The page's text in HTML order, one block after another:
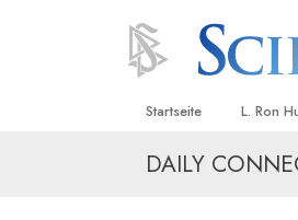
Startseite L. Ron
DAILY